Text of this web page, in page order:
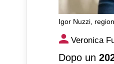
Igor Nuzzi,
Lavazza
Veronica
Dopo un